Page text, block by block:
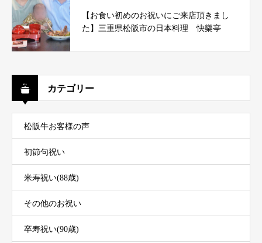
【お食い初めのお祝いにご来店頂きまし
た】三重県松阪市の日本料理 快樂亭
カテゴリー
松阪牛お客様の声
初節句祝い
米寿祝い(88歳)
その他のお祝い
卒寿祝い(90歳)